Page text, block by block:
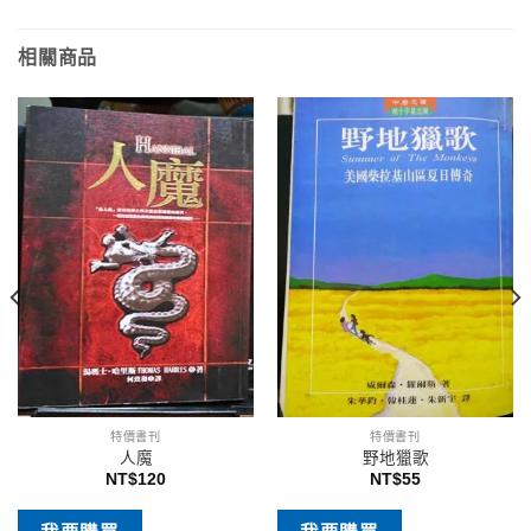
相關商品
特價書刊
人魔
NT$120
特價書刊
野地獵歌
NT$55